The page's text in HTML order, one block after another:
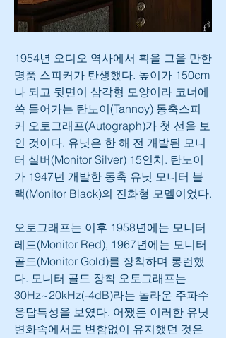
1954년 오디오 역사에서 획을 그을 만한
명품 스피커가 탄생했다. 높이가 150cm
나 되고 뒷면이 삼각형 모양이라 코너에
쏙 들어가는 탄노이(Tannoy) 동축스피
커 오토그래프(Autograph)가 첫 선을 보
인 것이다. 유닛은 한 해 전 개발된 모니
터 실버(Monitor Silver) 15인치. 탄노이
가 1947년 개발한 동축 유닛 모니터 블
랙(Monitor Black)의 진화형 모델이었다.
오토그래프는 이후 1958년에는 모니터
레드(Monitor Red), 1967년에는 모니터
골드(Monitor Gold)를 장착하며 롱런했
다. 모니터 골드 장착 오토그래프는
30Hz~20kHz(-4dB)라는 놀라운 주파수
응답특성을 보였다. 어쨌든 이러한 유닛
변화속에서도 변함없이 유지했던 것은